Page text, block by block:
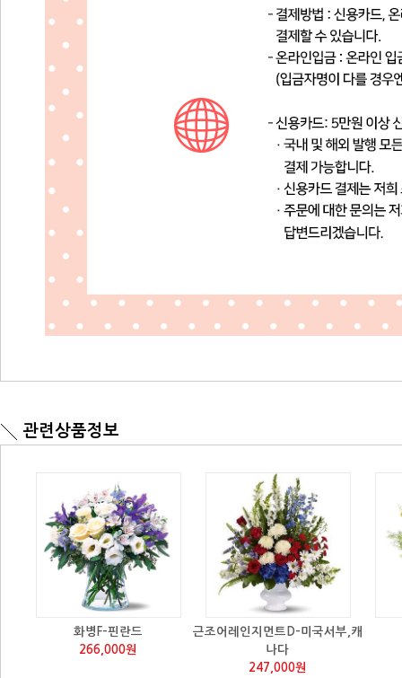
관련상품정보
화병F-핀란드
266,000원
근조어레인지먼트D-미국서부,캐
나다
247,000원